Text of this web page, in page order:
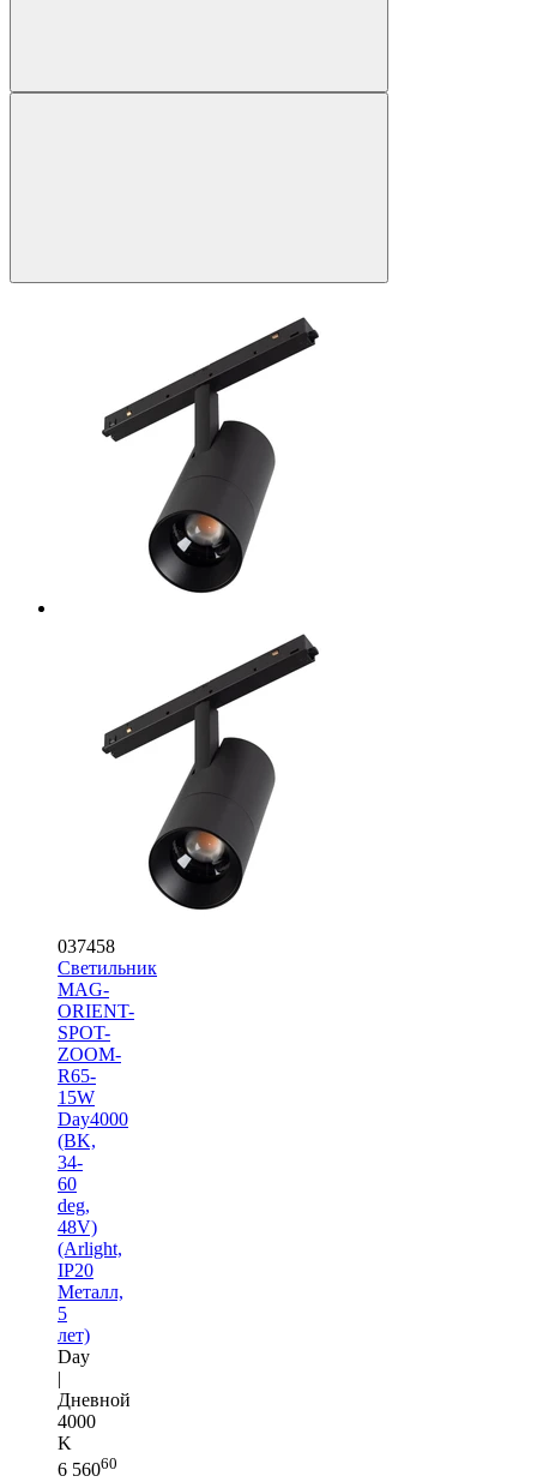
037458
Светильник
MAG-
ORIENT-
SPOT-
ZOOM-
R65-
15W
Day4000
(BK,
34-
60
deg,
48V)
(Arlight,
IP20
Металл,
5
лет)
Day
|
Дневной
4000
K
6 56060